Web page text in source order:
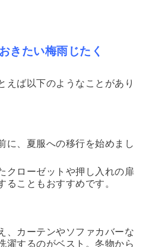
きたい梅雨じたく
ば以下のようなことがあり
、夏服への移行を始めまし
クローゼットや押し入れの扉
ることもおすすめです。
カーテンやソファカバーな
濯するのがベスト。冬物から